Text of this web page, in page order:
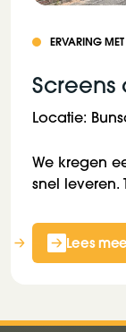
ERVARING
Locatie:
We kregen
snel leveren.
Lees